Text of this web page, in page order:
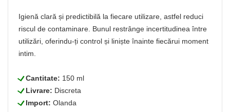
Igienă clară și predictibilă la fiecare utilizare, astfel reduci
riscul de contaminare. Bunul restrânge incertitudinea între
utilizări, oferindu-ți control și liniște înainte fiecărui moment
intim.
LCantitate: 150 ml
LLivrare: Discreta
LImport: Olanda